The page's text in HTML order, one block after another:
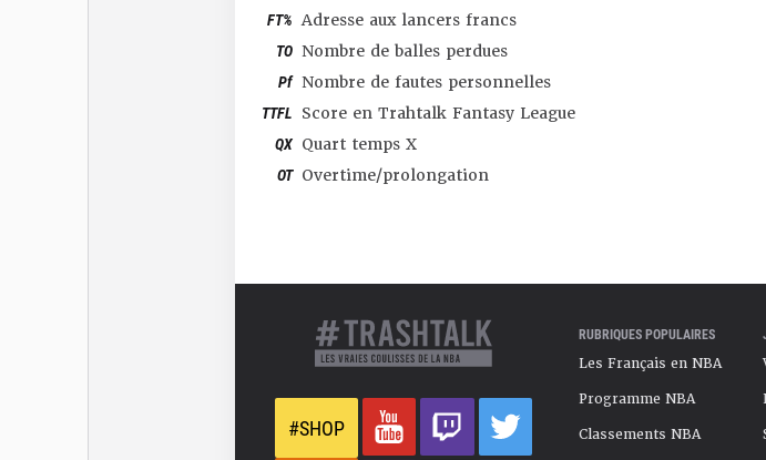
FT% Adresse aux lancers francs
TO Nombre de balles perdues
Pf Nombre de fautes personnelles
TTFL Score en Trahtalk Fantasy League
QX Quart temps X
OT Overtime/prolongation
#SHOP
RUBRIQUES POPULAIRES
Les Français en NBA
Programme NBA
Classements NBA